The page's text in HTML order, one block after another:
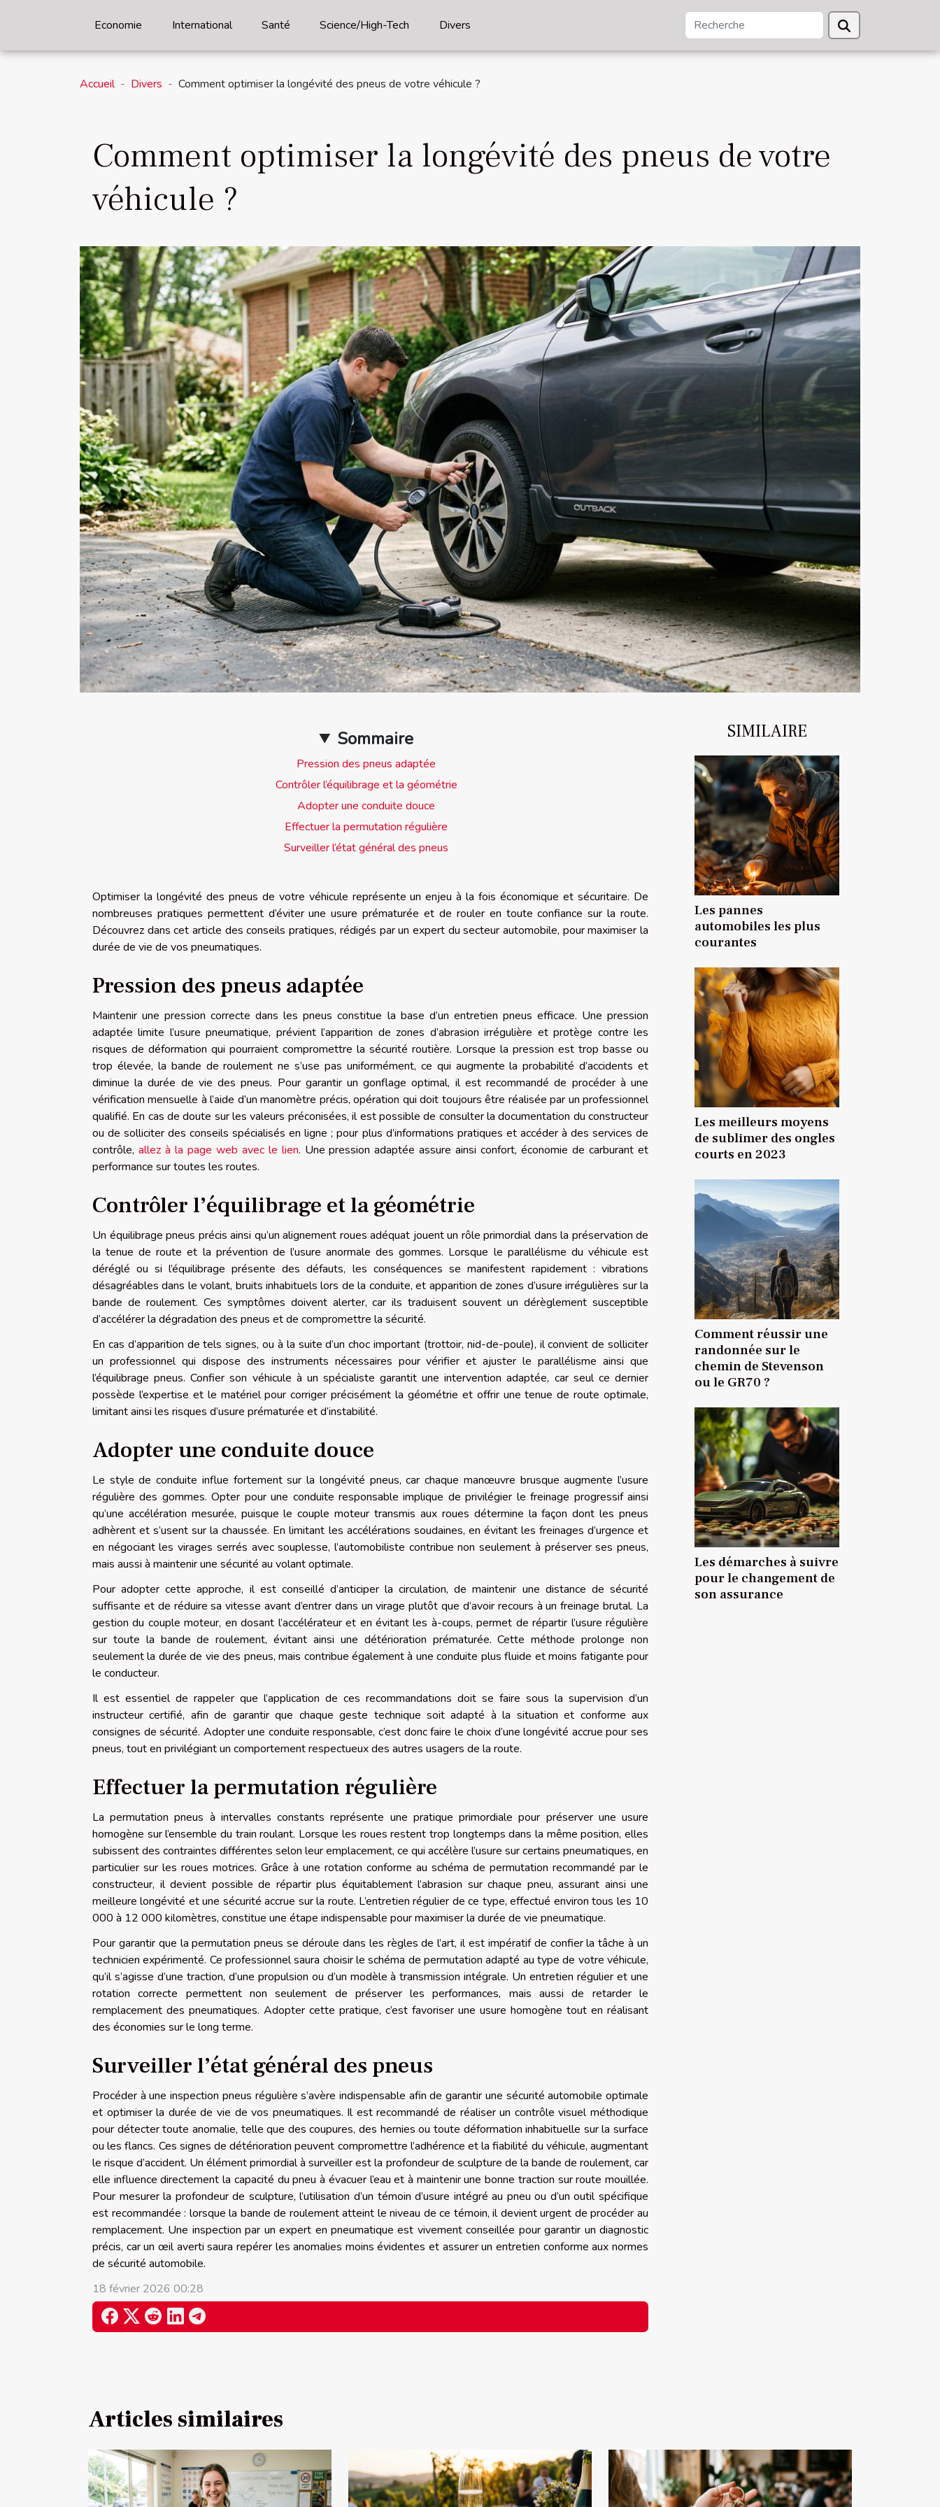
Economie International Santé Science/High-Tech Divers
Accueil Divers Comment optimiser la longévité des pneus de votre véhicule ?
Comment optimiser la longévité des pneus de votre
véhicule ?
Sommaire
Pression des pneus adaptée
Contrôler l’équilibrage et la géométrie
Adopter une conduite douce
Effectuer la permutation régulière
Surveiller l’état général des pneus
Optimiser la longévité des pneus de votre véhicule représente un enjeu à la fois économique et sécuritaire. De
nombreuses pratiques permettent d’éviter une usure prématurée et de rouler en toute confiance sur la route.
Découvrez dans cet article des conseils pratiques, rédigés par un expert du secteur automobile, pour maximiser la
durée de vie de vos pneumatiques.
Pression des pneus adaptée
Maintenir une pression correcte dans les pneus constitue la base d’un entretien pneus efficace. Une pression
adaptée limite l’usure pneumatique, prévient l’apparition de zones d’abrasion irrégulière et protège contre les
risques de déformation qui pourraient compromettre la sécurité routière. Lorsque la pression est trop basse ou
trop élevée, la bande de roulement ne s’use pas uniformément, ce qui augmente la probabilité d’accidents et
diminue la durée de vie des pneus. Pour garantir un gonflage optimal, il est recommandé de procéder à une
vérification mensuelle à l’aide d’un manomètre précis, opération qui doit toujours être réalisée par un professionnel
qualifié. En cas de doute sur les valeurs préconisées, il est possible de consulter la documentation du constructeur
ou de solliciter des conseils spécialisés en ligne ; pour plus d’informations pratiques et accéder à des services de
contrôle, allez à la page web avec le lien. Une pression adaptée assure ainsi confort, économie de carburant et
performance sur toutes les routes.
Contrôler l’équilibrage et la géométrie
Un équilibrage pneus précis ainsi qu’un alignement roues adéquat jouent un rôle primordial dans la préservation de
la tenue de route et la prévention de l’usure anormale des gommes. Lorsque le parallélisme du véhicule est
déréglé ou si l’équilibrage présente des défauts, les conséquences se manifestent rapidement : vibrations
désagréables dans le volant, bruits inhabituels lors de la conduite, et apparition de zones d’usure irrégulières sur la
bande de roulement. Ces symptômes doivent alerter, car ils traduisent souvent un dérèglement susceptible
d’accélérer la dégradation des pneus et de compromettre la sécurité.
En cas d’apparition de tels signes, ou à la suite d’un choc important (trottoir, nid-de-poule), il convient de solliciter
un professionnel qui dispose des instruments nécessaires pour vérifier et ajuster le parallélisme ainsi que
l’équilibrage pneus. Confier son véhicule à un spécialiste garantit une intervention adaptée, car seul ce dernier
possède l’expertise et le matériel pour corriger précisément la géométrie et offrir une tenue de route optimale,
limitant ainsi les risques d’usure prématurée et d’instabilité.
Adopter une conduite douce
Le style de conduite influe fortement sur la longévité pneus, car chaque manœuvre brusque augmente l’usure
régulière des gommes. Opter pour une conduite responsable implique de privilégier le freinage progressif ainsi
qu’une accélération mesurée, puisque le couple moteur transmis aux roues détermine la façon dont les pneus
adhèrent et s’usent sur la chaussée. En limitant les accélérations soudaines, en évitant les freinages d’urgence et
en négociant les virages serrés avec souplesse, l’automobiliste contribue non seulement à préserver ses pneus,
mais aussi à maintenir une sécurité au volant optimale.
Pour adopter cette approche, il est conseillé d’anticiper la circulation, de maintenir une distance de sécurité
suffisante et de réduire sa vitesse avant d’entrer dans un virage plutôt que d’avoir recours à un freinage brutal. La
gestion du couple moteur, en dosant l’accélérateur et en évitant les à-coups, permet de répartir l’usure régulière
sur toute la bande de roulement, évitant ainsi une détérioration prématurée. Cette méthode prolonge non
seulement la durée de vie des pneus, mais contribue également à une conduite plus fluide et moins fatigante pour
le conducteur.
Il est essentiel de rappeler que l’application de ces recommandations doit se faire sous la supervision d’un
instructeur certifié, afin de garantir que chaque geste technique soit adapté à la situation et conforme aux
consignes de sécurité. Adopter une conduite responsable, c’est donc faire le choix d’une longévité accrue pour ses
pneus, tout en privilégiant un comportement respectueux des autres usagers de la route.
Effectuer la permutation régulière
La permutation pneus à intervalles constants représente une pratique primordiale pour préserver une usure
homogène sur l’ensemble du train roulant. Lorsque les roues restent trop longtemps dans la même position, elles
subissent des contraintes différentes selon leur emplacement, ce qui accélère l’usure sur certains pneumatiques, en
particulier sur les roues motrices. Grâce à une rotation conforme au schéma de permutation recommandé par le
constructeur, il devient possible de répartir plus équitablement l’abrasion sur chaque pneu, assurant ainsi une
meilleure longévité et une sécurité accrue sur la route. L’entretien régulier de ce type, effectué environ tous les 10
000 à 12 000 kilomètres, constitue une étape indispensable pour maximiser la durée de vie pneumatique.
Pour garantir que la permutation pneus se déroule dans les règles de l’art, il est impératif de confier la tâche à un
technicien expérimenté. Ce professionnel saura choisir le schéma de permutation adapté au type de votre véhicule,
qu’il s’agisse d’une traction, d’une propulsion ou d’un modèle à transmission intégrale. Un entretien régulier et une
rotation correcte permettent non seulement de préserver les performances, mais aussi de retarder le
remplacement des pneumatiques. Adopter cette pratique, c’est favoriser une usure homogène tout en réalisant
des économies sur le long terme.
Surveiller l’état général des pneus
Procéder à une inspection pneus régulière s’avère indispensable afin de garantir une sécurité automobile optimale
et optimiser la durée de vie de vos pneumatiques. Il est recommandé de réaliser un contrôle visuel méthodique
pour détecter toute anomalie, telle que des coupures, des hernies ou toute déformation inhabituelle sur la surface
ou les flancs. Ces signes de détérioration peuvent compromettre l’adhérence et la fiabilité du véhicule, augmentant
le risque d’accident. Un élément primordial à surveiller est la profondeur de sculpture de la bande de roulement, car
elle influence directement la capacité du pneu à évacuer l’eau et à maintenir une bonne traction sur route mouillée.
Pour mesurer la profondeur de sculpture, l’utilisation d’un témoin d’usure intégré au pneu ou d’un outil spécifique
est recommandée : lorsque la bande de roulement atteint le niveau de ce témoin, il devient urgent de procéder au
remplacement. Une inspection par un expert en pneumatique est vivement conseillée pour garantir un diagnostic
précis, car un œil averti saura repérer les anomalies moins évidentes et assurer un entretien conforme aux normes
de sécurité automobile.
18 février 2026 00:28
SIMILAIRE
Les pannes
automobiles les plus
courantes
Les meilleurs moyens
de sublimer des ongles
courts en 2023
Comment réussir une
randonnée sur le
chemin de Stevenson
ou le GR70 ?
Les démarches à suivre
pour le changement de
son assurance
Articles similaires